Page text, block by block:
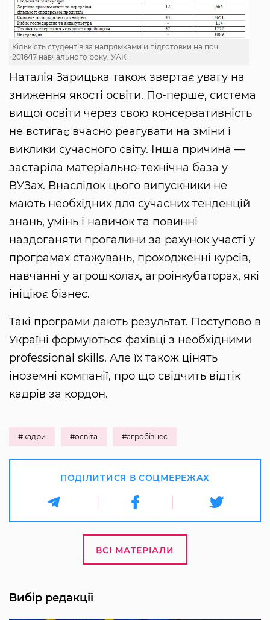
Кількість студентів за напрямками и підготовки на поч.
2016/17 навчального року, УАК
Наталія Зарицька також звертає увагу на
зниження якості освіти. По-перше, система
вищої освіти через свою консервативність
не встигає вчасно реагувати на зміни і
виклики сучасного світу. Інша причина —
застаріла матеріально-технічна база у
ВУЗах. Внаслідок цього випускники не
мають необхідних для сучасних тенденцій
знань, умінь і навичок та повинні
наздоганяти прогалини за рахунок участі у
програмах стажувань, проходженні курсів,
навчанні у агрошколах, агроінкубаторах, які
ініціює бізнес.
Такі програми дають результат. Поступово в
Україні формуються фахівці з необхідними
professional skills. Але їх також цінять
іноземні компанії, про що свідчить відтік
кадрів за кордон.
#кадри #освіта #агробізнес
ПОДІЛИТИСЯ В СОЦМЕРЕЖАХ
ВСІ МАТЕРІАЛИ
Вибір редакції